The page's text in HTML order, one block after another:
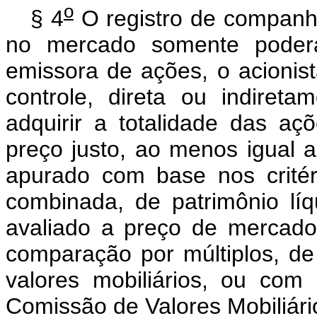
§ 4oO registro de
no mercado somente
emissora de ações, o
controle, direta ou
adquirir a totalidade das
preço justo, ao menos igual
apurado com base nos
combinada, de patrimônio
avaliado a preço de
comparação por múltiplos,
valores mobiliários, ou
Comissão de Valores